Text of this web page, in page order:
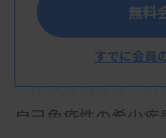
た。
甲状腺眼症は、バ
自己免疫性の希少
無料
すでに会員